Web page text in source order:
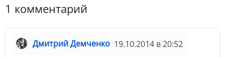
1 комментарий
Дмитрий Демченко 19.10.2014 в 20:52